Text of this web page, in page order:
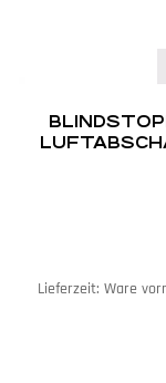
Lieferzeit: Ware